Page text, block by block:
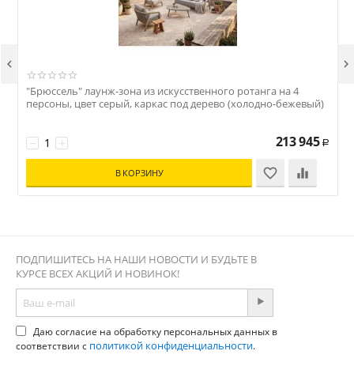
"Брюссель" лаунж-зона из искусственного ротанга на 4
персоны, цвет серый, каркас под дерево (холодно-бежевый)
+
− 213 945 Р
В КОРЗИНУ
 
ПОДПИШИТЕСЬ НА НАШИ НОВОСТИ И БУДЬТЕ В
КУРСЕ ВСЕХ АКЦИЙ И НОВИНОК!
Даю согласие на обработку персональных данных в
соответствии с политикой конфиденциальности.